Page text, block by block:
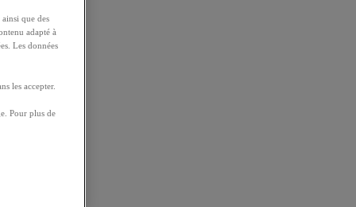
que des
adapté à
Les données
les accepter.
Pour plus de